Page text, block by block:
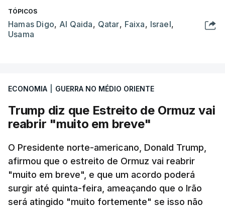
TÓPICOS
Hamas Digo, Al Qaida, Qatar, Faixa, Israel,
Usama
ECONOMIA GUERRA NO MÉDIO ORIENTE
Trump diz que Estreito de Ormuz vai
reabrir "muito em breve"
O Presidente norte-americano, Donald Trump,
afirmou que o estreito de Ormuz vai reabrir
"muito em breve", e que um acordo poderá
surgir até quinta-feira, ameaçando que o Irão
será atingido "muito fortemente" se isso não